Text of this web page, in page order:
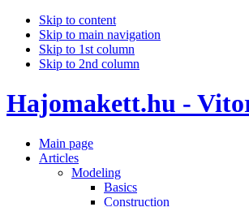
Skip to content
Skip to main navigation
Skip to 1st column
Skip to 2nd column
Hajomakett.hu -
Main page
Articles
Modeling
Basics
Construction